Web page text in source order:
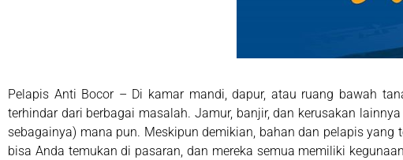
Pelapis Anti Bocor – Di kamar mandi, dapur, atau ruang bawah
terhindar dari berbagai masalah. Jamur, banjir, dan kerusakan
sebagainya) mana pun. Meskipun demikian, bahan dan pelapis
bisa Anda temukan di pasaran, dan mereka semua memiliki